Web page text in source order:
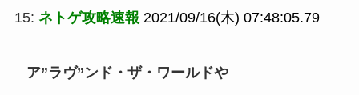
15: ネトゲ攻略速報 2021/09/16(木) 07:48:05.79
ア”ラヴ”ンド・ザ・ワールドや